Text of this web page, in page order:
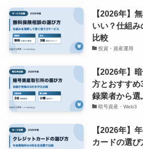
【2026年】
いい？仕組み
比較
投資・資産運用
【2026年】
方とおすすめ
録業者から選
暗号資産・Web3
【2026年】
カードの選